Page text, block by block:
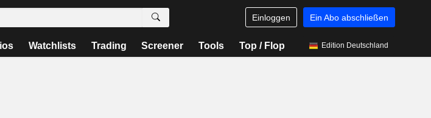
Einloggen Ein Abo abschließen
Watchlists Trading Screener Tools Top / Flop Edition Deutschland